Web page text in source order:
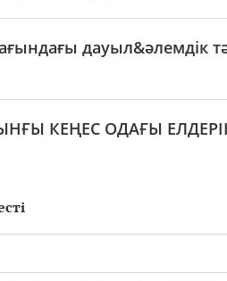
дауыл&әлемдік
КЕҢЕС ОДАҒЫ